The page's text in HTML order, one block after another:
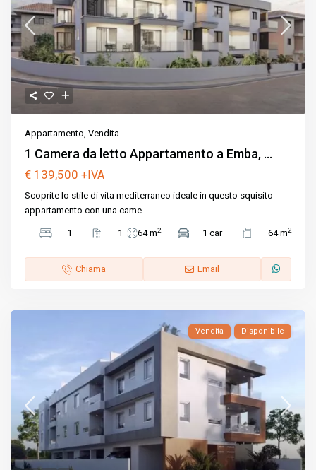
Appartamento,Vendita
1 Camera da letto Appartamento a Emba, ...
€ 139,500+IVA
Scoprite lo stile di vita mediterraneo ideale in questo squisito
appartamento con una came ...
1 1 64 m2 1 car 64 m2
Chiama Email
Vendita Disponibile